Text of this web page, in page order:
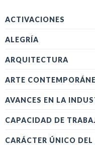
ACTIVACIONES
ALEGRÍA
ARQUITECTURA
ARTE
AVANCES EN LA
CAPACIDAD DE
CARÁCTER ÚNICO